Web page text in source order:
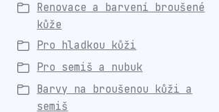
Renovace a barvení broušené
kůže
Pro hladkou kůži
Pro semiš a nubuk
Barvy na broušenou kůži a
semiš